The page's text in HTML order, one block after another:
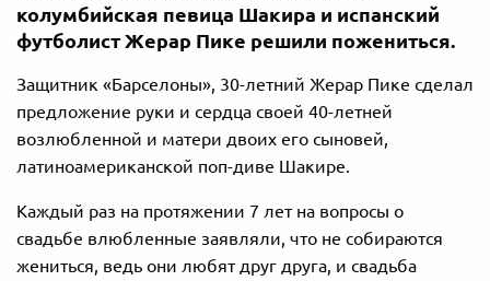
колумбийская певица Шакира и испанский
футболист Жерар Пике решили пожениться.
Защитник «Барселоны», 30-летний Жерар Пике сделал
предложение руки и сердца своей 40-летней
возлюбленной и матери двоих его сыновей,
латиноамериканской поп-диве Шакире.
Каждый раз на протяжении 7 лет на вопросы о
свадьбе влюбленные заявляли, что не собираются
жениться, ведь они любят друг друга, и свадьба